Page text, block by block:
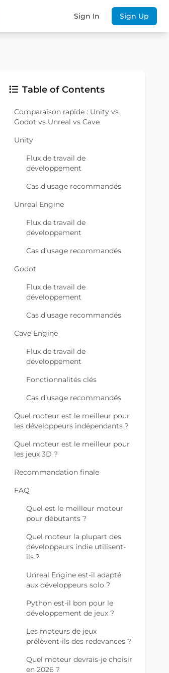
Sign In Sign Up
Tarification
5 % de redevance après 1M$
Gratuit
Table of Contents
Comparaison rapide : Unity vs
Godot vs Unreal vs Cave
Unity
Flux de travail de
développement
Cas d’usage recommandés
Unreal Engine
Flux de travail de
développement
Cas d’usage recommandés
Godot
Flux de travail de
développement
Cas d’usage recommandés
Cave Engine
Flux de travail de
développement
Fonctionnalités clés
Cas d’usage recommandés
Quel moteur est le meilleur pour
les développeurs indépendants ?
Quel moteur est le meilleur pour
les jeux 3D ?
Recommandation finale
FAQ
Quel est le meilleur moteur
pour débutants ?
Quel moteur la plupart des
développeurs indie utilisent-
ils ?
Unreal Engine est-il adapté
aux développeurs solo ?
Python est-il bon pour le
développement de jeux ?
Les moteurs de jeux
prélèvent-ils des redevances ?
Quel moteur devrais-je choisir
en 2026 ?